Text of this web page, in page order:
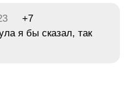
+7
я бы сказал, так